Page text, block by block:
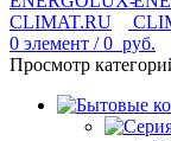
0 элемент / 0 руб.
Просмотр